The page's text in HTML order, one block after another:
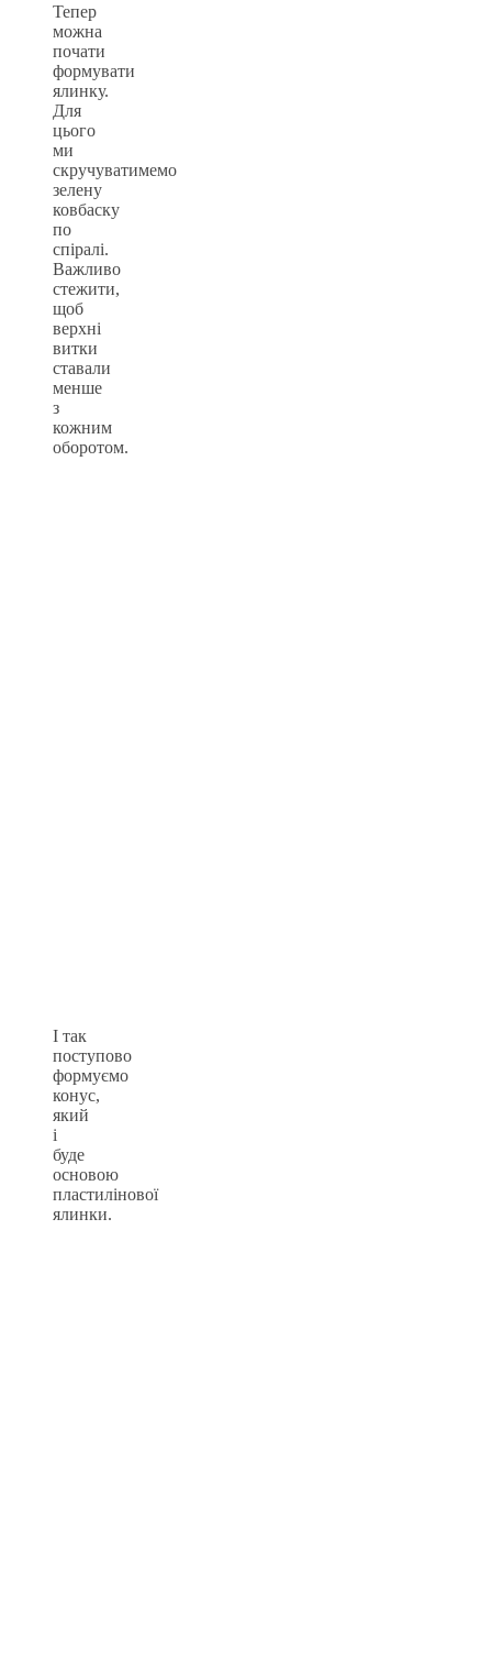
Тепер
можна
почати
формувати
ялинку.
Для
цього
ми
скручуватимемо
зелену
ковбаску
по
спіралі.
Важливо
стежити,
щоб
верхні
витки
ставали
менше
з
кожним
оборотом.
І так
поступово
формуємо
конус,
який
і
буде
основою
пластилінової
ялинки.